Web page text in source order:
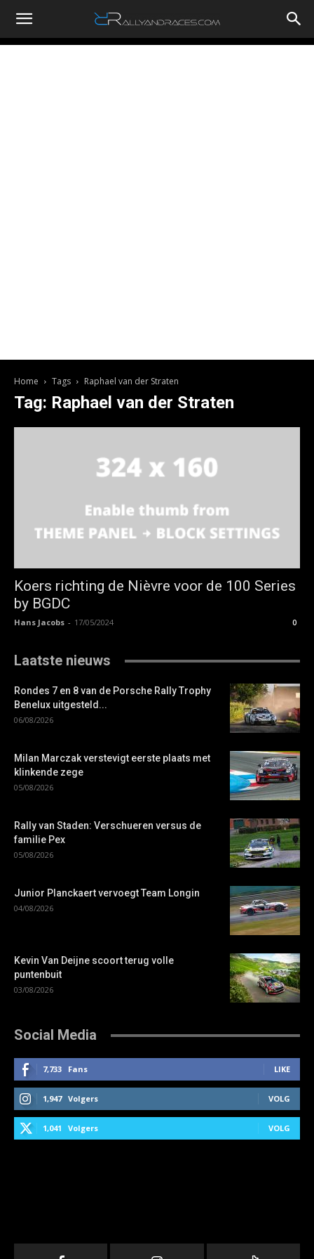
RallyandRaces.com
Home Tags Raphael van der Straten
Tag: Raphael van der Straten
Koers richting de Nièvre voor de 100 Series
by BGDC
Hans Jacobs - 17/05/2024 0
Laatste nieuws
Rondes 7 en 8 van de Porsche Rally Trophy
Benelux uitgesteld...
06/08/2026
Milan Marczak verstevigt eerste plaats met
klinkende zege
05/08/2026
Rally van Staden: Verschueren versus de
familie Pex
05/08/2026
Junior Planckaert vervoegt Team Longin
04/08/2026
Kevin Van Deijne scoort terug volle
puntenbuit
03/08/2026
Social Media
7,733 Fans LIKE
1,947 Volgers VOLG
1,041 Volgers VOLG